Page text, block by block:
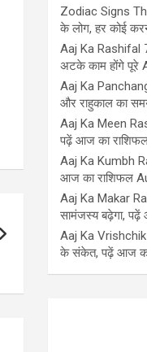
Zodiac Signs
के लोग, हर कोई
Aaj Ka Rashifal 7
अटके काम होंगे पूरे
Aaj Ka
और राहुकाल का
Aaj Ka Meen
पढ़ें आज का
Aaj Ka Kumbh
आज का राशिफल
Aaj Ka Makar
सामंजस्य बढ़ेगा,
Aaj Ka Vrishchik
के संकेत, पढ़ें आज